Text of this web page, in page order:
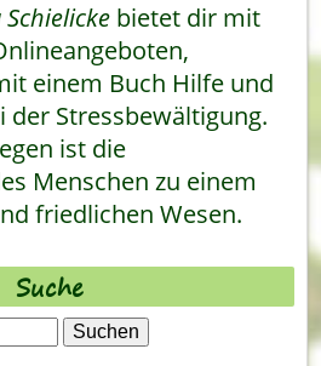
Schielicke bietet dir mit
einem Buch Hilfe und
der Stressbewältigung.
ist die
Menschen zu einem
friedlichen Wesen.
Suche